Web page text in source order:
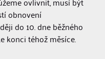
obnovení
do 10. dne běžného
konci téhož měsíce.